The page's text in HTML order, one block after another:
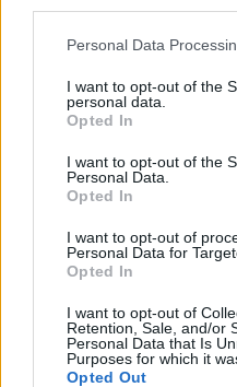
Please note that this
not limited to your visit or
grant or deny consent to
use your data for below
consent section.
Personal Data
I want to opt-out of the
personal data.
Opted In
I want to opt-out of the
Personal Data.
Opted In
I want to opt-out of
Personal Data for
Opted In
I want to opt-out of
Retention, Sale, and/or
Personal Data that Is
Purposes for which it
Opted Out
szerzett és nyolc
bajnoki idényben.
Olvastad már?